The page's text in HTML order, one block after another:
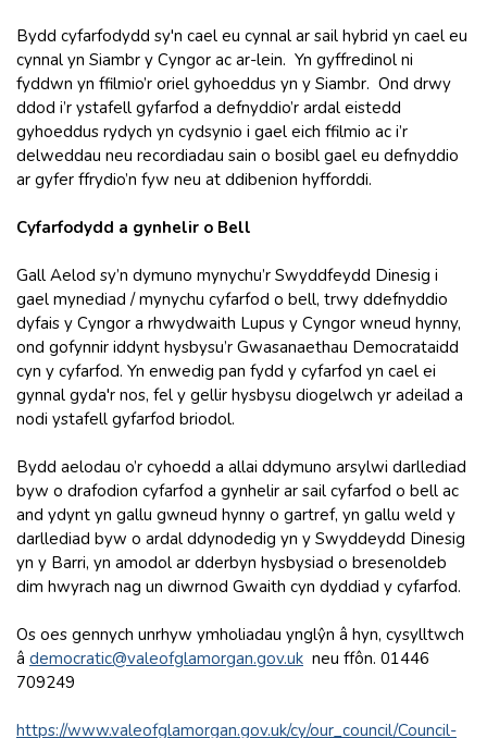
Bydd cyfarfodydd sy'n cael eu cynnal ar sail hybrid yn cael eu
cynnal yn Siambr y Cyngor ac ar-lein. Yn gyffredinol ni
fyddwn yn ffilmio’r oriel gyhoeddus yn y Siambr. Ond drwy
ddod i’r ystafell gyfarfod a defnyddio’r ardal eistedd
gyhoeddus rydych yn cydsynio i gael eich ffilmio ac i’r
delweddau neu recordiadau sain o bosibl gael eu defnyddio
ar gyfer ffrydio’n fyw neu at ddibenion hyfforddi.
Cyfarfodydd a gynhelir o Bell
Gall Aelod sy’n dymuno mynychu’r Swyddfeydd Dinesig i
gael mynediad / mynychu cyfarfod o bell, trwy ddefnyddio
dyfais y Cyngor a rhwydwaith Lupus y Cyngor wneud hynny,
ond gofynnir iddynt hysbysu’r Gwasanaethau Democrataidd
cyn y cyfarfod. Yn enwedig pan fydd y cyfarfod yn cael ei
gynnal gyda'r nos, fel y gellir hysbysu diogelwch yr adeilad a
nodi ystafell gyfarfod briodol.
Bydd aelodau o’r cyhoedd a allai ddymuno arsylwi darllediad
byw o drafodion cyfarfod a gynhelir ar sail cyfarfod o bell ac
and ydynt yn gallu gwneud hynny o gartref, yn gallu weld y
darllediad byw o ardal ddynodedig yn y Swyddeydd Dinesig
yn y Barri, yn amodol ar dderbyn hysbysiad o bresenoldeb
dim hwyrach nag un diwrnod Gwaith cyn dyddiad y cyfarfod.
Os oes gennych unrhyw ymholiadau ynglŷn â hyn, cysylltwch
â democratic@valeofglamorgan.gov.uk neu ffôn. 01446
709249
https://www.valeofglamorgan.gov.uk/cy/our_council/Council-